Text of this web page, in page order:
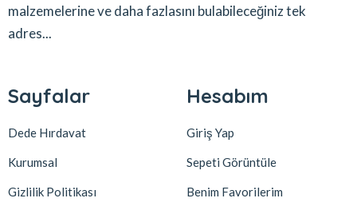
malzemelerine ve daha fazlasını bulabileceğiniz tek
adres...
Sayfalar
Dede Hırdavat
Kurumsal
Gizlilik Politikası
Hesabım
Giriş Yap
Sepeti Görüntüle
Benim Favorilerim